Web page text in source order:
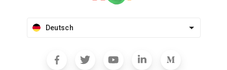
Deutsch